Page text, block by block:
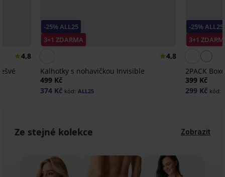
4,8
-25% ALL25
3+1 ZDARMA
4,8
Kalhotky s nohavičkou Invisible
499 Kč
374 Kč kód: ALL25
-25% ALL25
3+1
2PACK
399 Kč
299 Kč kód:
Ze stejné kolekce Zobrazit